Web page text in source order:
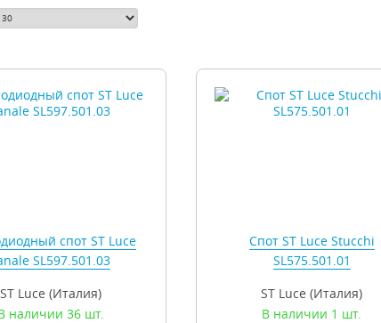
спот ST Luce
SL597.501.03
ST Luce (Италия)
наличии 36 шт.
Спот ST Luce Stucchi
SL575.501.01
ST Luce (Италия)
В наличии 1 шт.